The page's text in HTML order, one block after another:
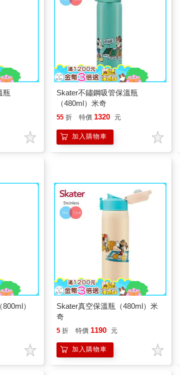
瓶
Skater不鏽鋼吸管保溫瓶
（480ml）米奇
55 折 特價 1320 元
加入購物車
）
Skater真空保溫瓶（480ml）米
奇
5 折 特價 1190 元
加入購物車